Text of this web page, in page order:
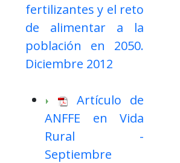
fertilizantes y el reto
de alimentar a la
población en 2050.
Diciembre 2012
Artículo de
ANFFE en Vida
Rural -
Septiembre